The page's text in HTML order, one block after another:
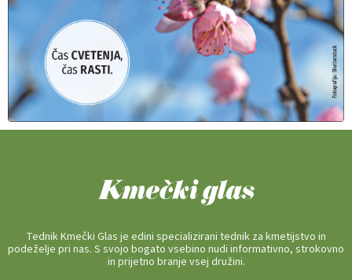
Tednik Kmečki Glas je edini specializirani tednik za kmetijstvo in
podeželje pri nas. S svojo bogato vsebino nudi informativno, strokovno
in prijetno branje vsej družini.